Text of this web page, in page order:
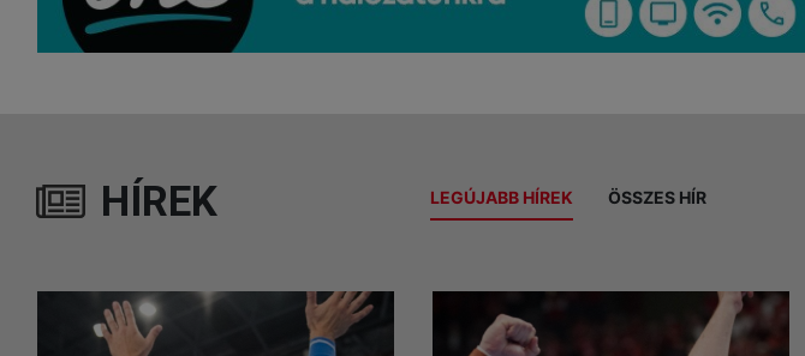
HÍREK LEGÚJABB HÍREK ÖSSZES HÍR